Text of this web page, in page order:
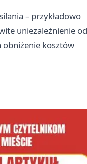
– przykładowo
uniezależnienie od
obniżenie kosztów